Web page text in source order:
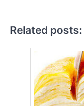
Related posts: